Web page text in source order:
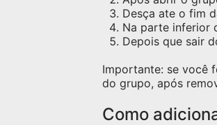
Desça ate o fim
Na parte inferior
Depois que sair
Importante: se você
do grupo, após
Como